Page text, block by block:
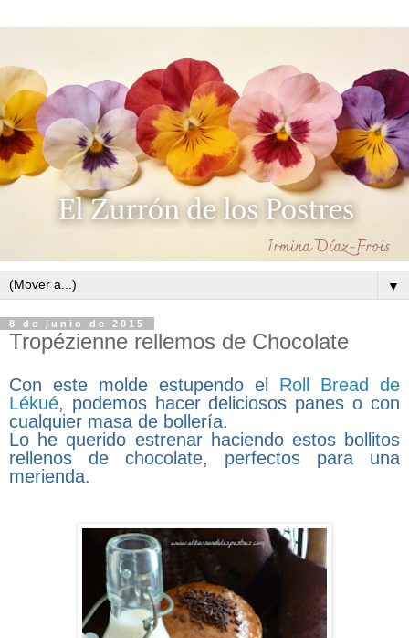
▼
8 de junio de 2015
Tropézienne rellemos de Chocolate
Con este molde estupendo el Roll Bread de
Lékué, podemos hacer deliciosos panes o con
cualquier masa de bollería.
Lo he querido estrenar haciendo estos bollitos
rellenos de chocolate, perfectos para una
merienda.